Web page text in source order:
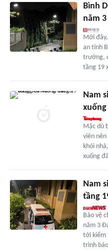
Bình
năm
Mới
an tỉnh
trường,
tầng 19
Nam
Mặc dù
viên
khỏi
xuống
Nam
tầng
Bảo vệ
năm 3
tới kiểm
trình